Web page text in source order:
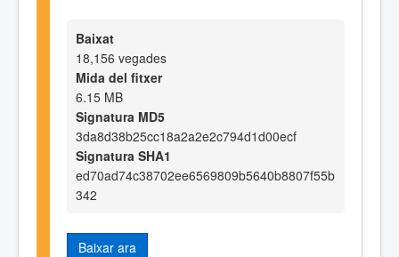
Baixat
18,156 vegades
Mida del fitxer
6.15 MB
Signatura MD5
3da8d38b25cc18a2a2e2c794d1d00ecf
Signatura SHA1
ed70ad74c38702ee6569809b5640b8807f55b
342
Baixar ara